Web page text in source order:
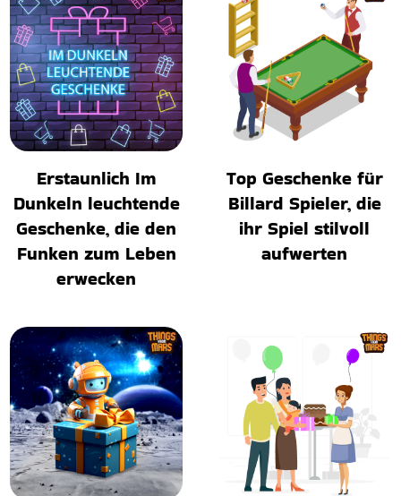
Erstaunlich Im
Dunkeln leuchtende
Geschenke, die den
Funken zum Leben
erwecken
Top Geschenke für
Billard Spieler, die
ihr Spiel stilvoll
aufwerten